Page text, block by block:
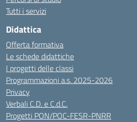
Tutti i servizi
Didattica
Offerta formativa
Le schede didattiche
I progetti delle classi
Programmazioni a.s. 2025-2026
Privacy
Verbali C.D. e C.d.C.
Progetti PON/POC-FESR-PNRR